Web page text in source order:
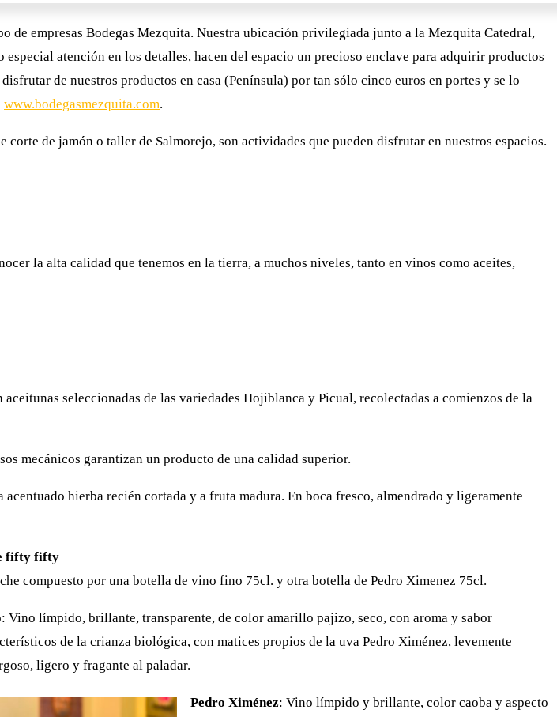
de empresas Bodegas Mezquita. Nuestra ubicación privilegiada junto a la Mezquita Catedral,
atención en los detalles, hacen del espacio un precioso enclave para adquirir productos
de nuestros productos en casa (Península) por tan sólo cinco euros en portes y se lo
www.bodegasmezquita.com.
de jamón o taller de Salmorejo, son actividades que pueden disfrutar en nuestros espacios.
la alta calidad que tenemos en la tierra, a muchos niveles, tanto en vinos como aceites,
seleccionadas de las variedades Hojiblanca y Picual, recolectadas a comienzos de la
mecánicos garantizan un producto de una calidad superior.
hierba recién cortada y a fruta madura. En boca fresco, almendrado y ligeramente
fifty fifty
compuesto por una botella de vino fino 75cl. y otra botella de Pedro Ximenez 75cl.
: Vino límpido, brillante, transparente, de color amarillo pajizo, seco, con aroma y sabor
de la crianza biológica, con matices propios de la uva Pedro Ximénez, levemente
ligero y fragante al paladar.
Pedro Ximénez: Vino límpido y brillante, color caoba y aspecto